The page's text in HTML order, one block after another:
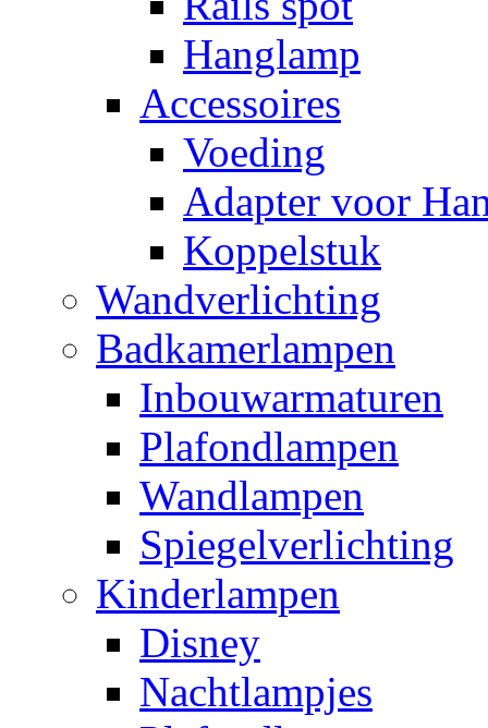
Hanglamp
Accessoires
Voeding
Adapter voor
Koppelstuk
Wandverlichting
Badkamerlampen
Inbouwarmaturen
Plafondlampen
Wandlampen
Spiegelverlichting
Kinderlampen
Disney
Nachtlampjes